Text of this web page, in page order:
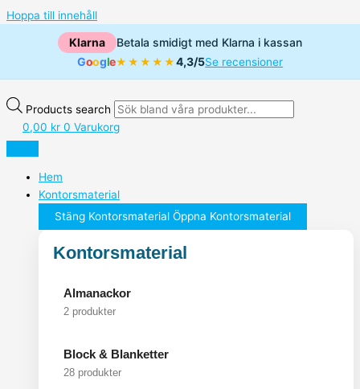
Hoppa till innehåll
Klarna
Betala smidigt med Klarna i kassan
Google★★★★★4,3/5Se recensioner
Products search
0,00 kr 0 Varukorg
Hem
Kontorsmaterial
Stäng Kontorsmaterial Öppna Kontorsmaterial
Kontorsmaterial
Almanackor
2 produkter
Block & Blanketter
28 produkter